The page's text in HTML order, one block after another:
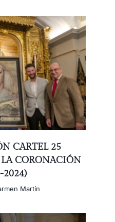
CARTEL 25
CORONACIÓN
2024)
Martín